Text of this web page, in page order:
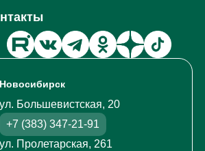
Новосибирск
ул. Большевистская, 20
+7 (383) 347-21-91
ул. Пролетарская, 261